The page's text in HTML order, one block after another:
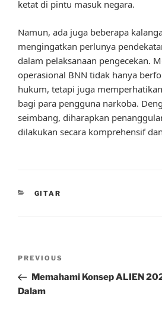
ketat di pintu masuk negara.
Namun, ada juga beberapa
mengingatkan perlunya
dalam pelaksanaan pengecekan.
operasional BNN tidak hanya
hukum, tetapi juga
bagi para pengguna narkoba.
seimbang, diharapkan
dilakukan secara komprehensif
CATEGORIES
GITAR
Previous
Post
PREVIOUS
Memahami Konsep ALIEN
Dalam